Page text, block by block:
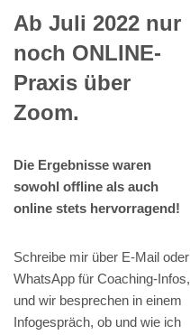
Ab Juli 2022 nur
noch ONLINE-
Praxis über
Zoom.
Die Ergebnisse waren
sowohl offline als auch
online stets hervorragend!
Schreibe mir über E-Mail oder
WhatsApp für Coaching-Infos,
und wir besprechen in einem
Infogespräch, ob und wie ich